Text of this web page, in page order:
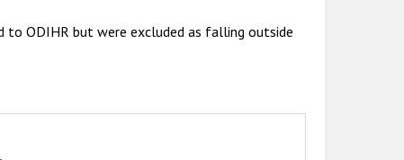
to ODIHR but were excluded as falling outside